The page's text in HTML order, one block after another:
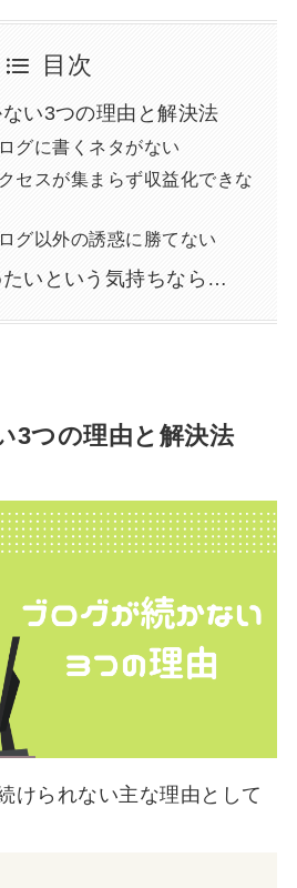
目次
い3つの理由と解決法
グに書くネタがない
セスが集まらず収益化できな
グ以外の誘惑に勝てない
いという気持ちなら…
3つの理由と解決法
けられない主な理由として